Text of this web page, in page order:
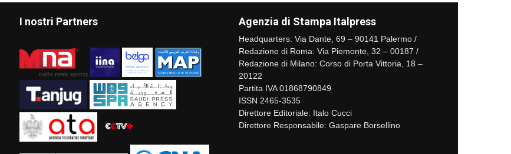
I nostri Partners Agenzia di Stampa Italpress
Headquarters: Via Dante, 69 – 90141 Palermo /
Redazione di Roma: Via Piemonte, 32 – 00187 /
Redazione di Milano: Corso di Porta Vittoria, 18 –
20122
Partita IVA 01868790849
ISSN 2465-3535
Direttore Editoriale: Italo Cucci
Direttore Responsabile: Gaspare Borsellino